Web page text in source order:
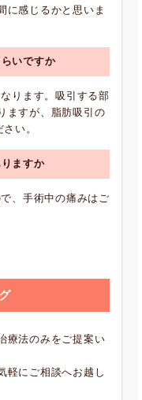
に感じるかと思いま
いですか
ります。吸引する部
ますが、脂肪吸引の
い。
ますか
、手術中の痛みはご
療法のみをご提案い
軽にご相談へお越し